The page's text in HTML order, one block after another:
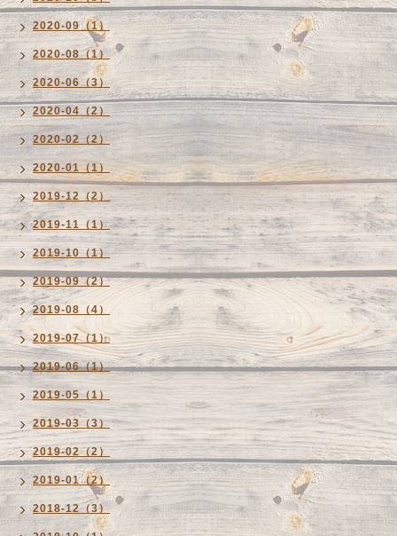
2020-09（1）
2020-08（1）
2020-06（3）
2020-04（2）
2020-02（2）
2020-01（1）
2019-12（2）
2019-11（1）
2019-10（1）
2019-09（2）
2019-08（4）
2019-07（1）
2019-06（1）
2019-05（1）
2019-03（3）
2019-02（2）
2019-01（2）
2018-12（3）